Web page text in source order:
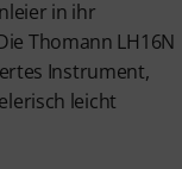
in ihr
Thomann LH16N
Instrument,
leicht